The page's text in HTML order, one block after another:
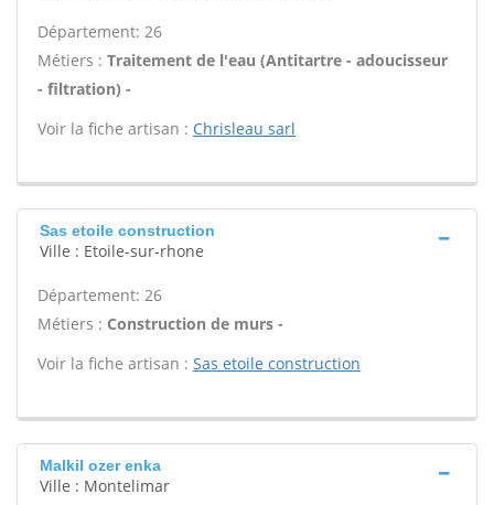
Département: 26
Métiers : Traitement de l'eau (Antitartre - adoucisseur
- filtration) -
Voir la fiche artisan : Chrisleau sarl
Sas etoile construction
Ville : Etoile-sur-rhone
Département: 26
Métiers : Construction de murs -
Voir la fiche artisan : Sas etoile construction
Malkil ozer enka
Ville : Montelimar